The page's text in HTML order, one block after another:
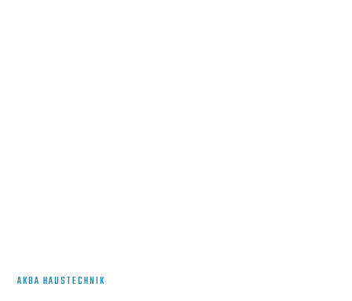
AKBA HAUSTECHNIK